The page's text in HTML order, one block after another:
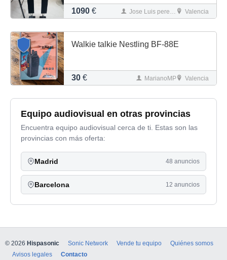
1090 € Jose Luis perez Quiñonero Valencia
Walkie talkie Nestling BF-88E
30 € MarianoMP Valencia
Equipo audiovisual en otras provincias
Encuentra equipo audiovisual cerca de ti. Estas son las
provincias con más oferta:
Madrid 48 anuncios
Barcelona 12 anuncios
© 2026 Hispasonic Sonic Network Vende tu equipo
Quiénes somos
Avisos legales
Contacto